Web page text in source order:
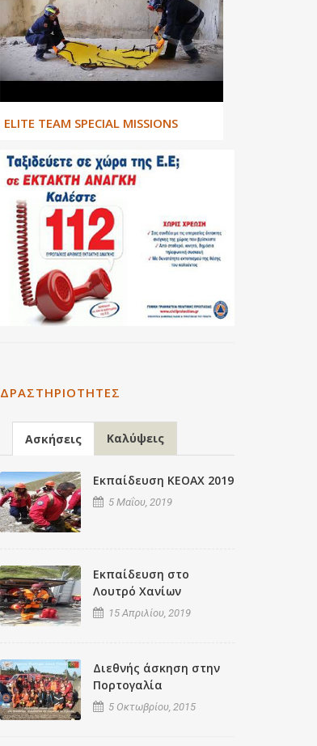
ΕLITE TEAM SPECIAL MISSIONS
ΔΡΑΣΤΗΡΙΌΤΗΤΕΣ
Ασκήσεις Καλύψεις
Εκπαίδευση ΚΕΟΑΧ 2019
5 Μαΐου, 2019
Εκπαίδευση στο
Λουτρό Χανίων
15 Απριλίου, 2019
Διεθνής άσκηση στην
Πορτογαλία
5 Οκτωβρίου, 2015